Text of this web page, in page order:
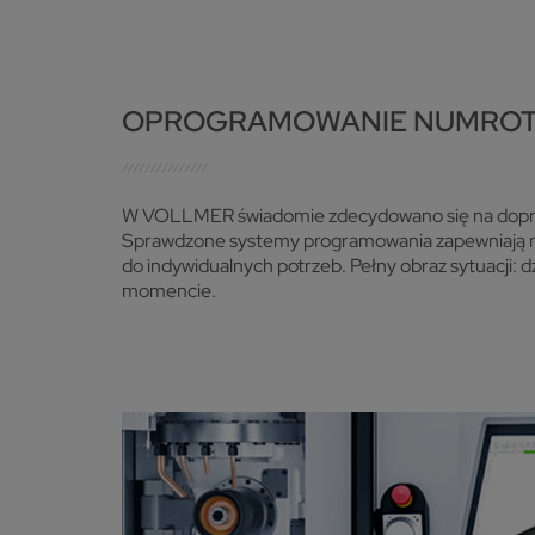
OPROGRAMOWANIE
W VOLLMER świadomie zdecydowano się na
Sprawdzone systemy programowania zapewniają
do indywidualnych potrzeb. Pełny obraz sytuacji:
momencie.